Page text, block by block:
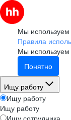
Мы используем
Правила
Мы
Понятно
Ищу работу
Ищу работу
Ищу работу
Ищу сотрудника